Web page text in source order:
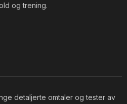
og trening.
detaljerte omtaler og tester av